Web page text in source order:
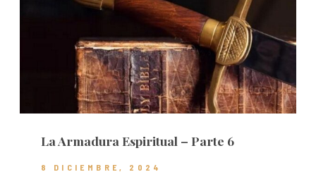
La Armadura Espiritual – Parte 6
8 DICIEMBRE, 2024